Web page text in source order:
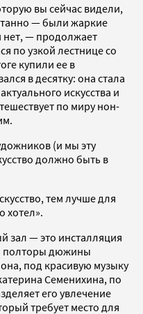
вы сейчас видели,
— были жаркие
нет, — продолжает
по узкой лестнице со
купили ее в
в десятку: она стала
искусства и
по миру нон-
(и мы эту
должно быть в
тем лучше для
хотел».
зал — это инсталляция
полторы дюжины
под красивую музыку
Семенихина, по
его увлечение
требует место для